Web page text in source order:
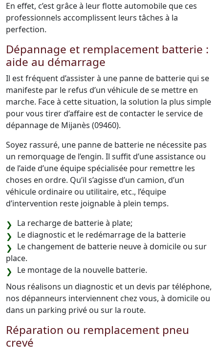
En effet, c’est grâce à leur flotte automobile que ces
professionnels accomplissent leurs tâches à la
perfection.
Dépannage et remplacement batterie :
aide au démarrage
Il est fréquent d’assister à une panne de batterie qui se
manifeste par le refus d’un véhicule de se mettre en
marche. Face à cette situation, la solution la plus simple
pour vous tirer d’affaire est de contacter le service de
dépannage de Mijanès (09460).
Soyez rassuré, une panne de batterie ne nécessite pas
un remorquage de l’engin. Il suffit d’une assistance ou
de l’aide d’une équipe spécialisée pour remettre les
choses en ordre. Qu’il s’agisse d’un camion, d’un
véhicule ordinaire ou utilitaire, etc., l’équipe
d’intervention reste joignable à plein temps.
La recharge de batterie à plate;
Le diagnostic et le redémarrage de la batterie
Le changement de batterie neuve à domicile ou sur
place.
Le montage de la nouvelle batterie.
Nous réalisons un diagnostic et un devis par téléphone,
nos dépanneurs interviennent chez vous, à domicile ou
dans un parking privé ou sur la route.
Réparation ou remplacement pneu
crevé